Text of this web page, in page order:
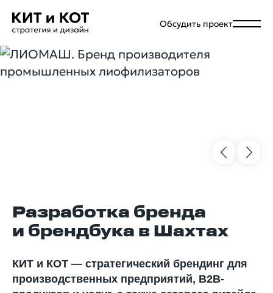
Обсудить проект
Разработка бренда
и брендбука в Шахтах
КИТ и КОТ — стратегический брендинг для
производственных предприятий, В2В-